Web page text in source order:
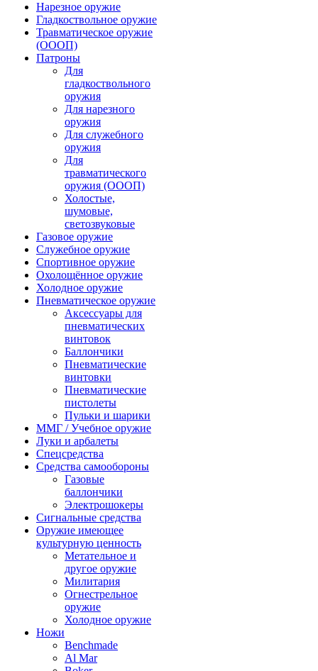
Нарезное оружие
Гладкоствольное оружие
Травматическое оружие
(ОООП)
Патроны
Для
гладкоствольного
оружия
Для нарезного
оружия
Для служебного
оружия
Для
травматического
оружия (ОООП)
Холостые,
шумовые,
светозвуковые
Газовое оружие
Служебное оружие
Спортивное оружие
Охолощённое оружие
Холодное оружие
Пневматическое оружие
Аксессуары для
пневматических
винтовок
Баллончики
Пневматические
винтовки
Пневматические
пистолеты
Пульки и шарики
ММГ / Учебное оружие
Луки и арбалеты
Спецсредства
Средства самообороны
Газовые
баллончики
Электрошокеры
Сигнальные средства
Оружие имеющее
культурную ценность
Метательное и
другое оружие
Милитария
Огнестрельное
оружие
Холодное оружие
Ножи
Benchmade
Al Mar